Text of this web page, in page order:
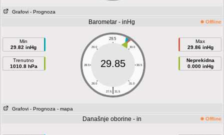
Grafovi - Prognoza
Barometar - inHg Offline
Min
29.82 inHg
Trenutno
1010.8 hPa
29.5
29.0 30.0
28.5 30.5
28.0 31.0
|
27.5 31.5
29.85
Max
29.86 inHg
Neprekidna
0.000 inHg
Grafovi - Prognoza - mapa
Današnje oborine - in Offline